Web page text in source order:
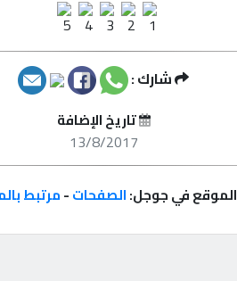
شارك :
تاريخ الإضافة
13/8/2017
الموقع في جوجل:الصفحات-مرتبط